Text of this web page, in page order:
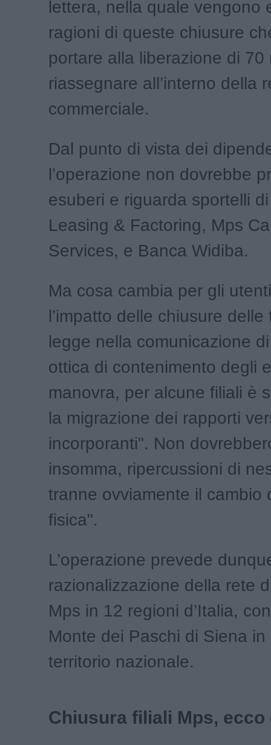
lettera, nella quale vengono
ragioni di queste chiusure
portare alla liberazione di 70
riassegnare all’interno della
commerciale.
Dal punto di vista dei
l’operazione non dovrebbe
esuberi e riguarda sportelli
Leasing & Factoring, Mps
Services, e Banca Widiba.
Ma cosa cambia per gli
l’impatto delle chiusure delle
legge nella comunicazione
ottica di contenimento degli
manovra, per alcune filiali è
la migrazione dei rapporti
incorporanti". Non
insomma, ripercussioni di
tranne ovviamente il cambio
fisica".
L’operazione prevede
razionalizzazione della rete
Mps in 12 regioni d’Italia,
Monte dei Paschi di Siena
territorio nazionale.
Chiusura filiali Mps, ecco